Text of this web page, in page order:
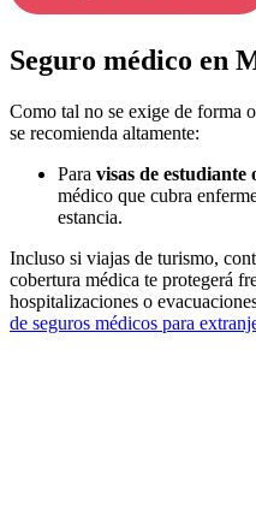
Seguro médico en
Como tal no se exige de forma
se recomienda altamente:
Para visas de estudiante
médico que cubra
estancia.
Incluso si viajas de turismo,
cobertura médica te protegerá
hospitalizaciones o
de seguros médicos para